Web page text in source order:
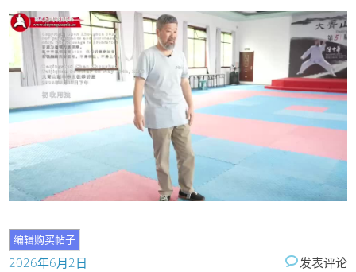
2026年6月2日 发表评论